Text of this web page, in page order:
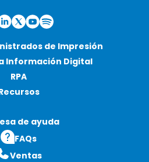
de Impresión
Información Digital
RPA
de ayuda
FAQs
Ventas